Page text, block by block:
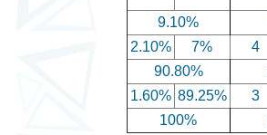
9.10%
4
7%
2.10%
90.80%
3
89.25%
1.60%
100%